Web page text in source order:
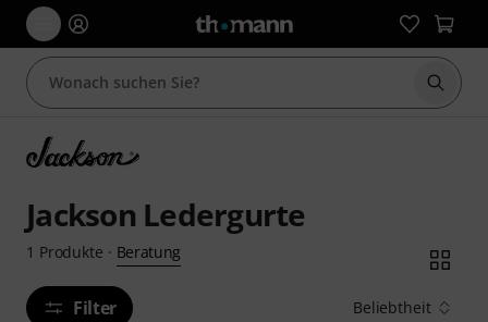
Suche
Jackson Ledergurte
1 Produkte · Beratung
Filter Beliebtheit